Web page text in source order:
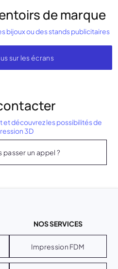
de marque
bijoux ou des stands publicitaires
sur les écrans
et découvrez les possibilités de
3D
passer un appel ?
NOS SERVICES
Impression FDM